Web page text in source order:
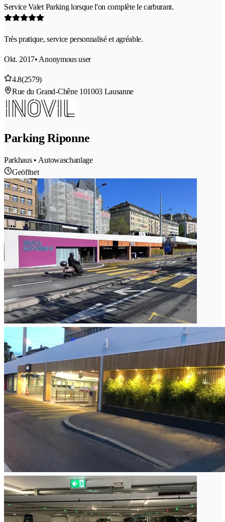
Service Valet Parking lorsque l'on complète le carburant.
Très pratique, service personnalisé et agréable.
Okt. 2017• Anonymous user
4.8(2579)
Rue du Grand-Chêne 101003 Lausanne
Parking Riponne
Parkhaus • Autowaschanlage
Geöffnet